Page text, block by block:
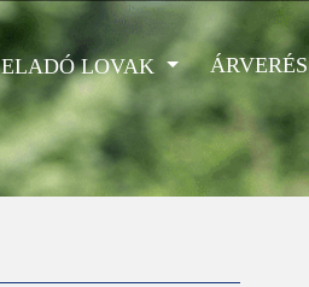
ELADÓ LOVAK ÁRVERÉS